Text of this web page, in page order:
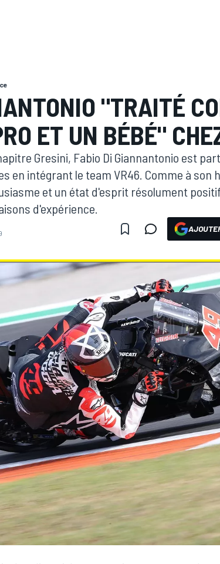
"TRAITÉ
ET UN BÉBÉ"
Gresini, Fabio Di Giannantonio est
en intégrant le team VR46. Comme à son
et un état d'esprit résolument
d'expérience.